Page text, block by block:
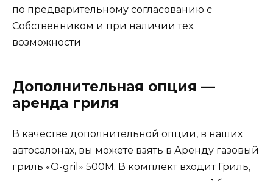
по предварительному согласованию с
Собственником и при наличии тех.
возможности
Дополнительная опция —
аренда гриля
В качестве дополнительной опции, в наших
автосалонах, вы можете взять в Аренду газовый
гриль «O-gril» 500М. В комплект входит Гриль,